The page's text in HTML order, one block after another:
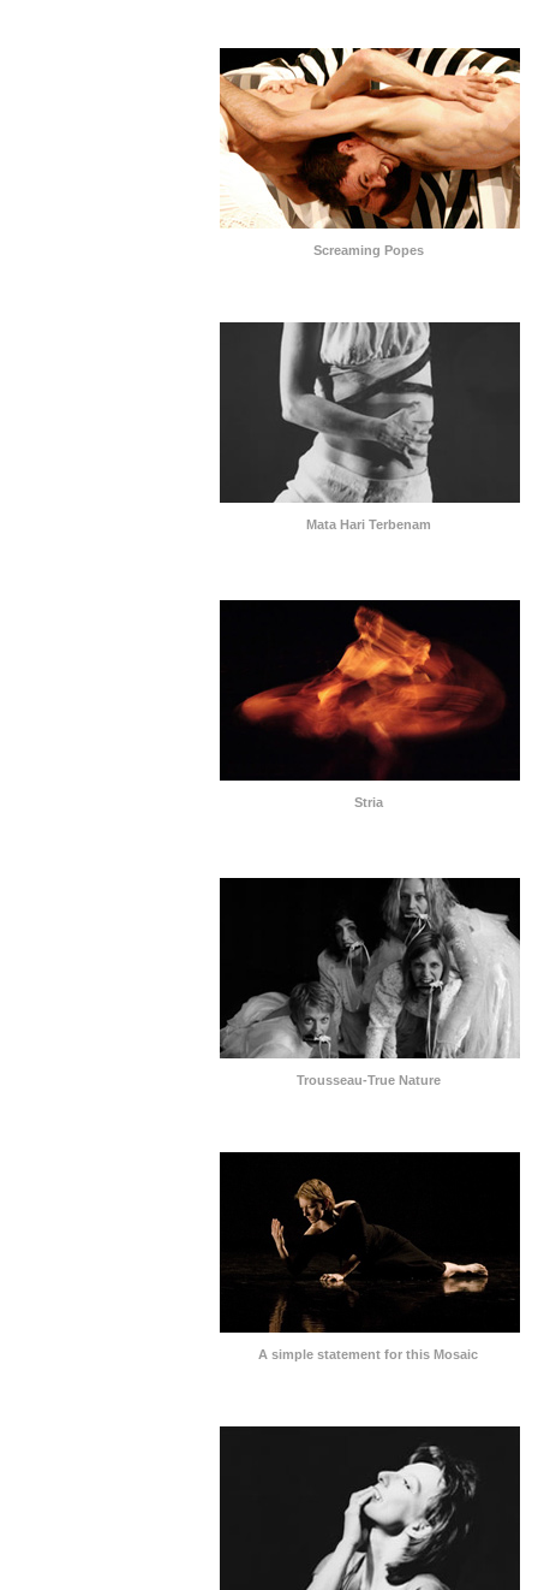
Screaming Popes
Mata Hari Terbenam
Stria
Trousseau-True Nature
A simple statement for this Mosaic